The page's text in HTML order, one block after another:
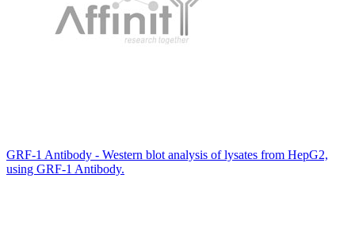
GRF-1 Antibody - Western blot analysis of lysates from HepG2,
using GRF-1 Antibody.